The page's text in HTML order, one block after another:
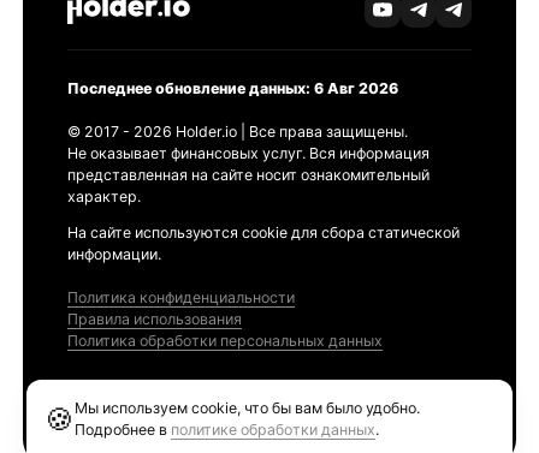
Последнее обновление данных: 6 Авг 2026
© 2017 - 2026 Holder.io | Все права защищены.
Не оказывает финансовых услуг. Вся информация
представленная на сайте носит ознакомительный
характер.
На сайте используются cookie для сбора статической
информации.
Политика конфиденциальности
Правила использования
Политика обработки персональных данных
🍪 Мы используем cookie, что бы вам было удобно.
Подробнее в политике обработки данных.
Ethereum GAS Tracker